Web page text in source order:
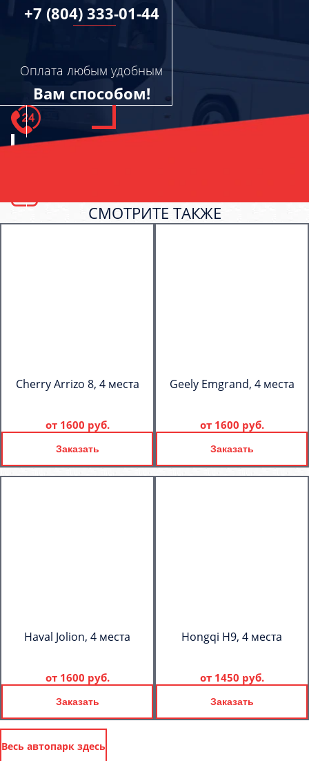
+7 (804) 333-01-44
Оплата любым удобным
Вам способом!
СМОТРИТЕ ТАКЖЕ
Cherry Arrizo 8, 4 места
от 1600 руб.
Заказать
Geely Emgrand, 4 места
от 1600 руб.
Заказать
Haval Jolion, 4 места
от 1600 руб.
Заказать
Hongqi H9, 4 места
от 1450 руб.
Заказать
Весь автопарк здесь